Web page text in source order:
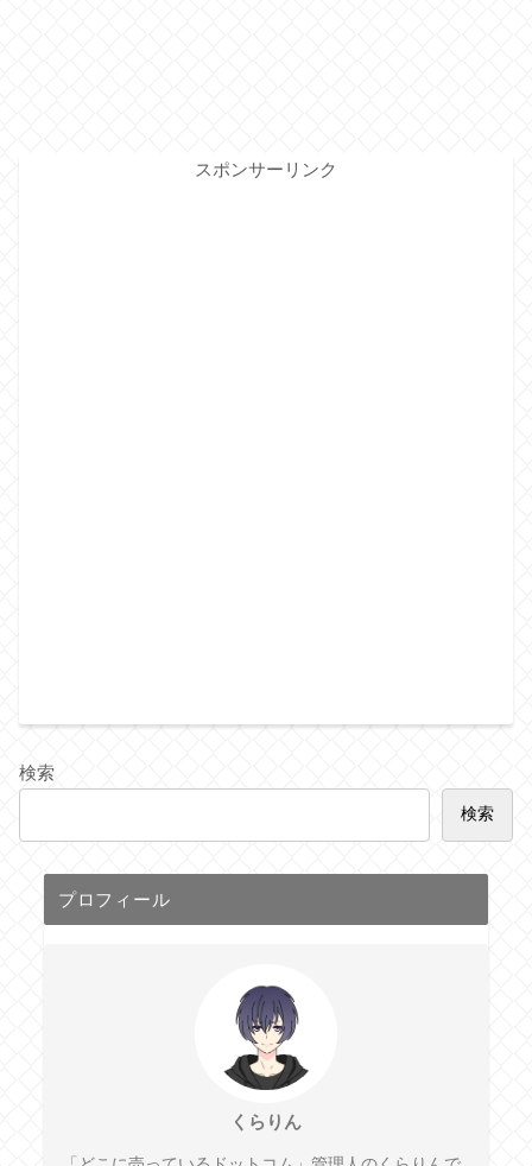
スポンサーリンク
検索
検索
プロフィール
くらりん